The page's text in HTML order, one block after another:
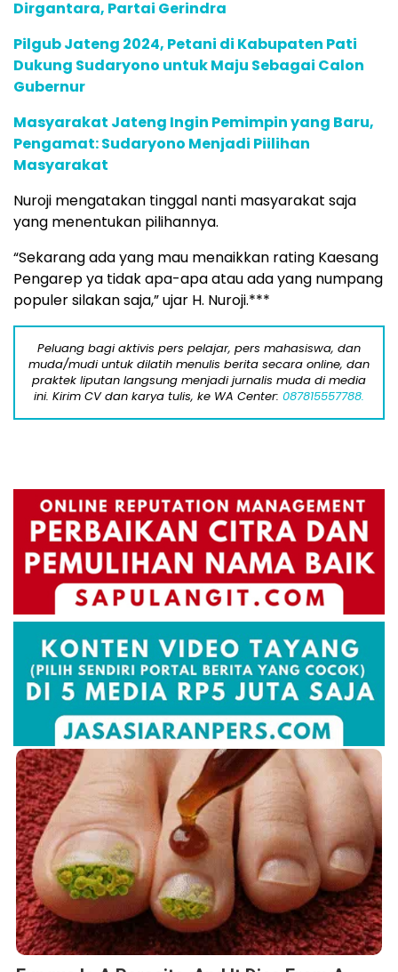
Dirgantara, Partai Gerindra
Pilgub Jateng 2024, Petani di Kabupaten Pati
Dukung Sudaryono untuk Maju Sebagai Calon
Gubernur
Masyarakat Jateng Ingin Pemimpin yang Baru,
Pengamat: Sudaryono Menjadi Piilihan
Masyarakat
Nuroji mengatakan tinggal nanti masyarakat saja
yang menentukan pilihannya.
“Sekarang ada yang mau menaikkan rating Kaesang
Pengarep ya tidak apa-apa atau ada yang numpang
populer silakan saja,” ujar H. Nuroji.***
Peluang bagi aktivis pers pelajar, pers mahasiswa, dan
muda/mudi untuk dilatih menulis berita secara online, dan
praktek liputan langsung menjadi jurnalis muda di media
ini. Kirim CV dan karya tulis, ke WA Center: 087815557788.